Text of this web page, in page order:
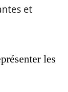
et
les